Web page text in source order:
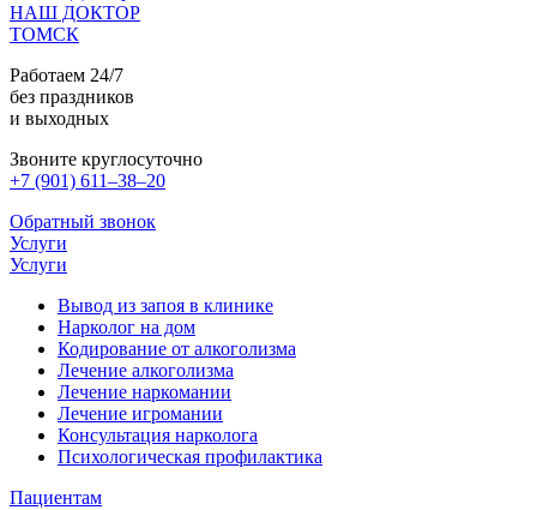
НАШ ДОКТОР
ТОМСК
Работаем 24/7
без праздников
и выходных
Звоните круглосуточно
+7 (901) 611‒38‒20
Обратный звонок
Услуги
Услуги
Вывод из запоя в клинике
Нарколог на дом
Кодирование от алкоголизма
Лечение алкоголизма
Лечение наркомании
Лечение игромании
Консультация нарколога
Психологическая профилактика
Пациентам